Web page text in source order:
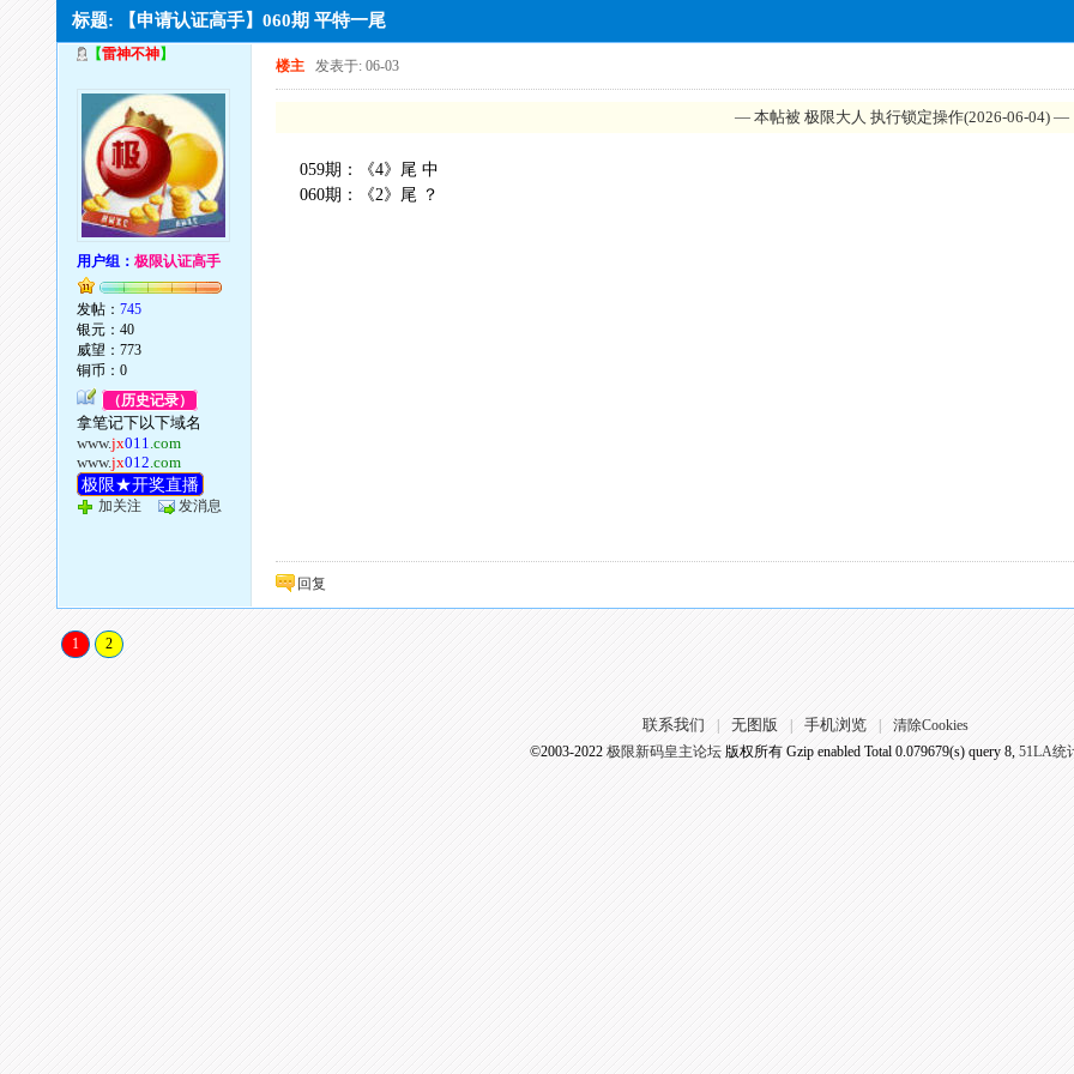
标题: 【申请认证高手】060期 平特一尾
【雷神不神】
用户组：极限认证高手
发帖：745
银元：40
威望：773
铜币：0
（历史记录）
拿笔记下以下域名
www.jx011.com
www.jx012.com
极限★开奖直播
加关注 发消息
楼主 发表于: 06-03
— 本帖被 极限大人 执行锁定操作(2026-06-04) —
059期：《4》尾 中
060期：《2》尾 ？
回复
1 2
联系我们 无图版 手机浏览
清除Cookies
©2003-2022 极限新码皇主论坛版权所有 Gzip enabled Total 0.079679(s) query 8, 51LA统